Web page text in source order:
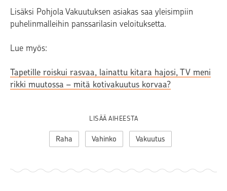
Lisäksi Pohjola Vakuutuksen asiakas saa yleisimpiin
puhelinmalleihin panssarilasin veloituksetta.
Lue myös:
Tapetille roiskui rasvaa, lainattu kitara hajosi, TV meni
rikki muutossa – mitä kotivakuutus korvaa?
LISÄÄ AIHEESTA
Raha Vahinko Vakuutus